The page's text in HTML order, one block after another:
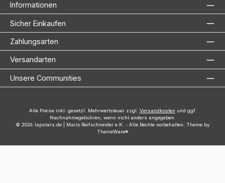
Informationen
Sicher Einkaufen
Zahlungsarten
Versandarten
Unsere Communities
Alle Preise inkl. gesetzl. Mehrwertsteuer zzgl. Versandkosten und ggf.
Nachnahmegebühren, wenn nicht anders angegeben.
© 2026 lapstars.de | Mario Reifschneider e.K. - Alle Rechte vorbehalten. Theme by
ThemeWare®